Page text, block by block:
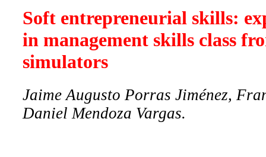
Soft entrepreneurial skills:
in management skills class
simulators
Jaime Augusto Porras Jiménez,
Daniel Mendoza Vargas.